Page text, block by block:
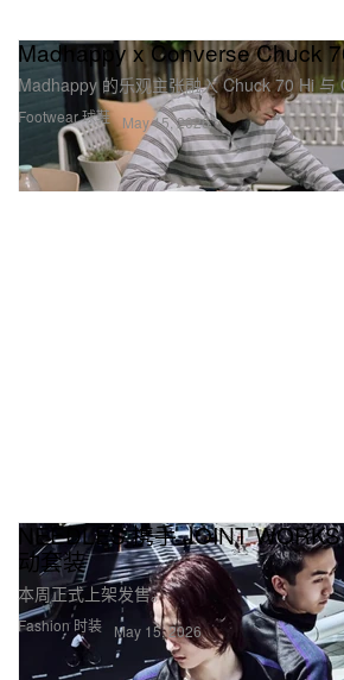
Footwear 球鞋
Madhappy x Converse Chuck
Madhappy 的乐观主张融入 Chuck 70 Hi 与
May 15, 2026
Fashion 时装
NEEDLES 携手 JOINT
动套装
本周正式上架发售。
May 15, 2026